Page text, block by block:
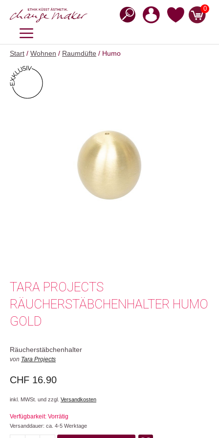
Inhalt
0
MENÜ
Start / Wohnen / Raumdüfte / Humo
TARA PROJECTS
RÄUCHERSTÄBCHENHALTER HUMO
GOLD
Räucherstäbchenhalter
von Tara Projects
CHF 16.90
inkl. MWSt. und zzgl. Versandkosten
Verfügbarkeit: Vorrätig
Versanddauer: ca. 4-5 Werktage